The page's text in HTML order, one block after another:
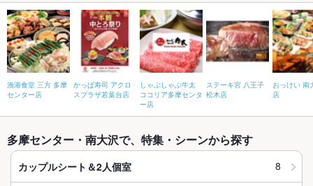
漁港食堂 三方 多摩
センター店
かっぱ寿司 アクロ
スプラザ若葉台店
しゃぶしゃぶ牛太
ココリア多摩センタ
ー店
ステーキ宮 八王子
松木店
おっけい 南
店
多摩センター・南大沢で、特集・シーンから探す
カップルシート＆2人個室 8